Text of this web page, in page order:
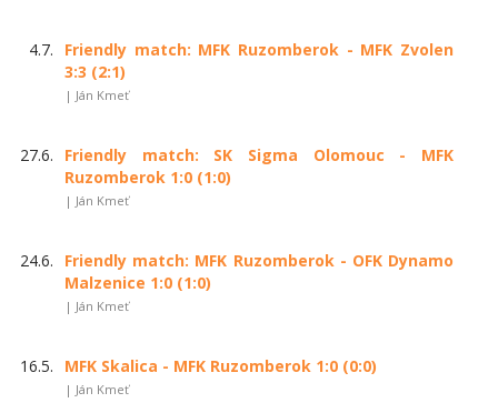
4.7.
Friendly match: MFK Ruzomberok - MFK Zvolen
3:3 (2:1)
| Ján Kmeť
27.6.
Friendly match: SK Sigma Olomouc - MFK
Ruzomberok 1:0 (1:0)
| Ján Kmeť
24.6.
Friendly match: MFK Ruzomberok - OFK Dynamo
Malzenice 1:0 (1:0)
| Ján Kmeť
16.5. MFK Skalica - MFK Ruzomberok 1:0 (0:0)
| Ján Kmeť